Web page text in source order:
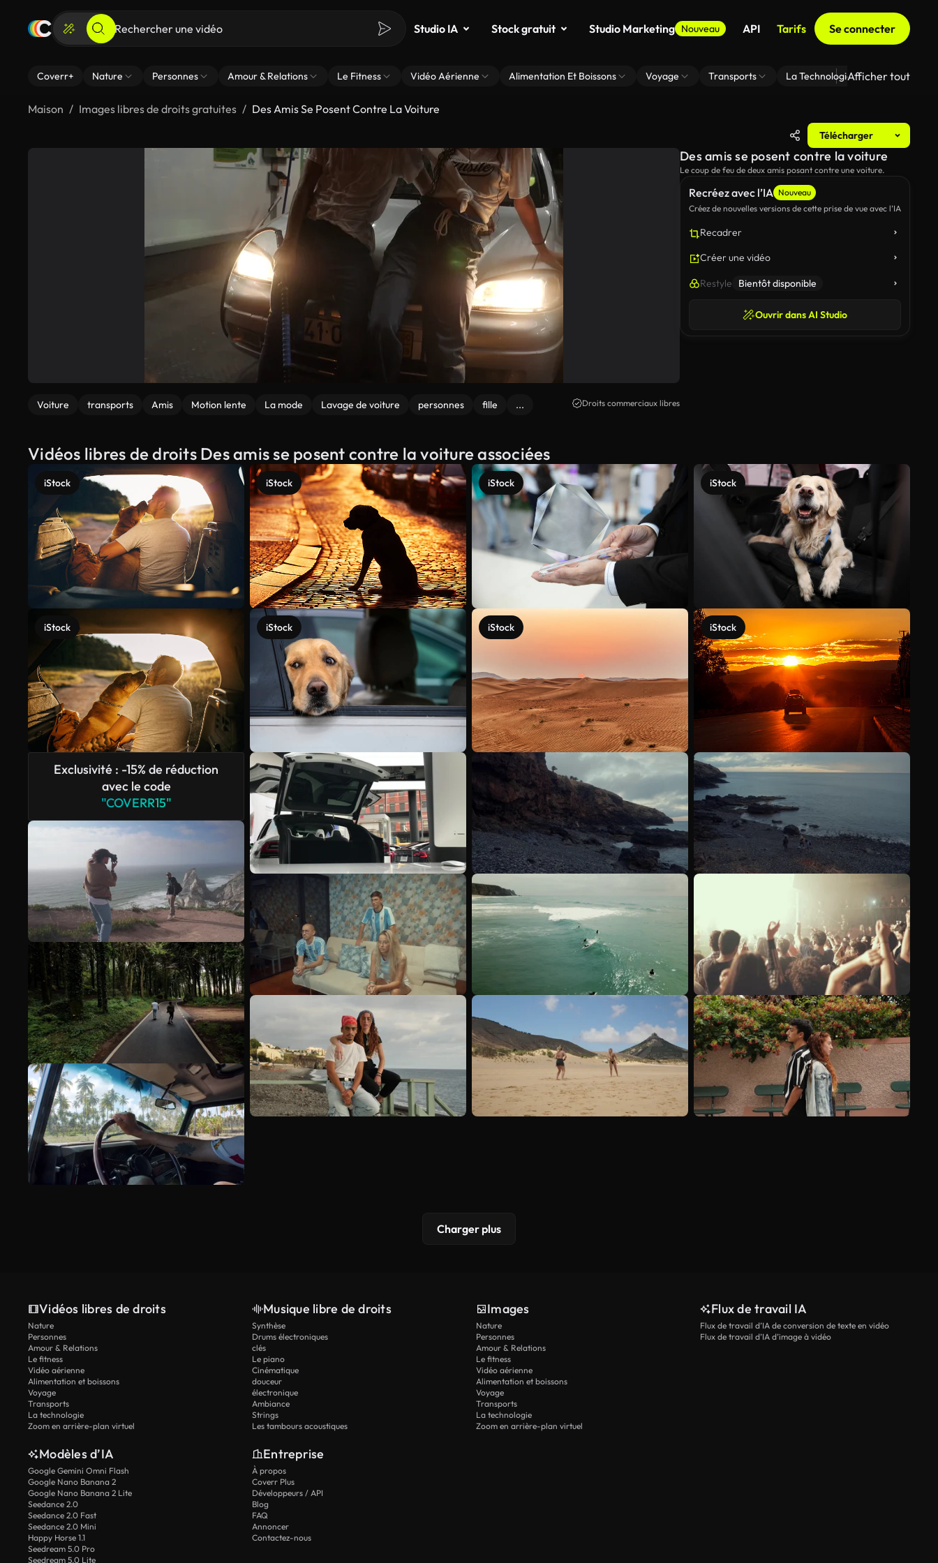
Studio IA Stock gratuit Studio Marketing Nouveau API Tarifs Se connecter
Coverr+ Nature Personnes Amour & Relations Le Fitness Vidéo Aérienne Alimentation Et Boissons Voyage Transports La Technologie Zoom En
Afficher tout
Maison Images libres de droits gratuites Des Amis Se Posent Contre La Voiture
Télécharger
Voiture transports Amis Motion lente La mode Lavage de voiture personnes fille ... Droits commerciaux libres
Recréez avec l’IA Nouveau
Créez de nouvelles versions de cette prise de vue avec l’IA
Recadrer
Créer une vidéo
Restyle Bientôt disponible
Ouvrir dans AI Studio
Des amis se posent contre la voiture
Le coup de feu de deux amis posant contre une voiture.
Vidéos libres de droits Des amis se posent contre la voiture associées
iStock
iStock
Exclusivité : -15% de réduction
avec le code
"COVERR15"
iStock
iStock
iStock
iStock
iStock
iStock
Voir plus
Charger plus
Vidéos libres de droits
Nature
Personnes
Amour & Relations
Le fitness
Vidéo aérienne
Alimentation et boissons
Voyage
Transports
La technologie
Zoom en arrière-plan virtuel
Musique libre de droits
Synthèse
Drums électroniques
clés
Le piano
Cinématique
douceur
électronique
Ambiance
Strings
Les tambours acoustiques
Images
Nature
Personnes
Amour & Relations
Le fitness
Vidéo aérienne
Alimentation et boissons
Voyage
Transports
La technologie
Zoom en arrière-plan virtuel
Flux de travail IA
Flux de travail d’IA de conversion de texte en vidéo
Flux de travail d’IA d’image à vidéo
Modèles d’IA
Google Gemini Omni Flash
Google Nano Banana 2
Google Nano Banana 2 Lite
Seedance 2.0
Seedance 2.0 Fast
Seedance 2.0 Mini
Happy Horse 1.1
Seedream 5.0 Pro
Seedream 5.0 Lite
Entreprise
À propos
Coverr Plus
Développeurs / API
Blog
FAQ
Annoncer
Contactez-nous